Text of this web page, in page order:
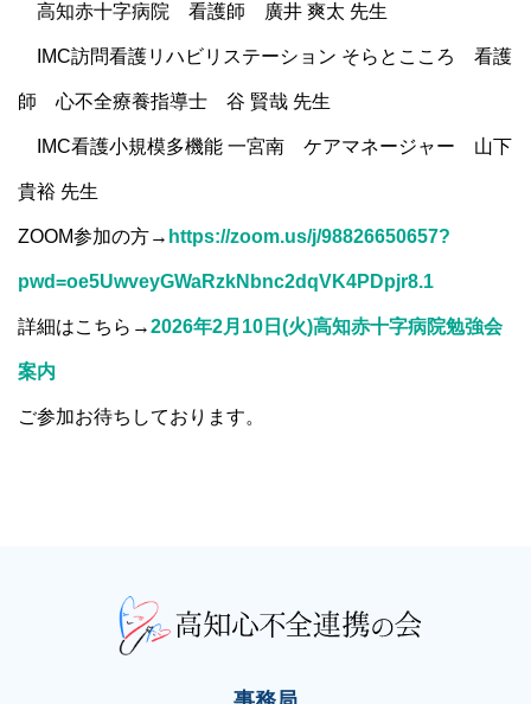
高知赤十字病院 看護師 廣井 爽太 先生
IMC訪問看護リハビリステーション そらとこころ 看護
師 心不全療養指導士 谷 賢哉 先生
IMC看護小規模多機能 一宮南 ケアマネージャー 山下
貴裕 先生
ZOOM参加の方→ https://zoom.us/j/98826650657?
pwd=oe5UwveyGWaRzkNbnc2dqVK4PDpjr8.1
詳細はこちら→2026年2月10日(火)高知赤十字病院勉強会
案内
ご参加お待ちしております。